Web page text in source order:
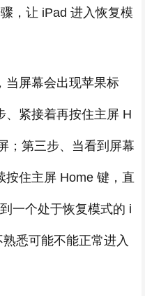
，让 iPad 进入恢复模
当屏幕会出现苹果标
、紧接着再按住主屏 H
；第三步、当看到屏幕
按住主屏 Home 键，直
一个处于恢复模式的 i
悉可能不能正常进入